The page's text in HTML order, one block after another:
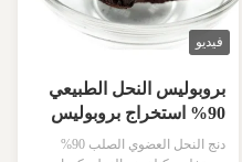
فيديو
بروبوليس النحل الطبيعي
90% استخراج بروبوليس
النحل كتلة استخراج بكمية
دنج النحل العضوي الصلب 90%